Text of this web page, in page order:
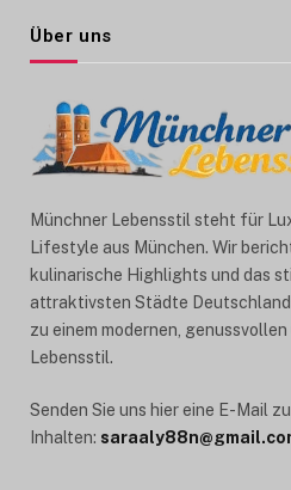
Über uns
Münchner Lebensstil steht für
Lifestyle aus München. Wir
kulinarische Highlights und das
attraktivsten Städte
zu einem modernen,
Lebensstil.
Senden Sie uns hier eine E-Mail
Inhalten: